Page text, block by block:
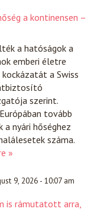
a kontinensen –
a hatóságok a
emberi életre
a Swiss
szerint.
tovább
a nyári hőséghez
száma.
»
9, 2026 - 10:07 am
is rámutatott arra,